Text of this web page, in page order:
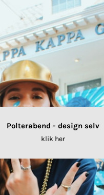
Polterabend - design selv
klik her